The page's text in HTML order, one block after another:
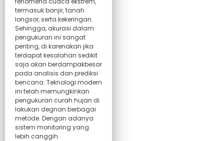
termasuk banjir, tanah
longsor, serta kekeringan.
Sehingga, akurasi dalam
pengukuran ini sangat
penting, di karenakan jika
terdapat kesalahan sedikit
saja akan berdampakbesar
pada analisis dan prediksi
bencana. Teknologi modern
ini telah memungkinkan
pengukuran curah hujan di
lakukan degnan berbagai
metode. Dengan adanya
sistem monitoring yang
lebih canggih.